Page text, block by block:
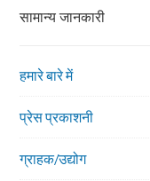
सामान्य जानकारी
हमारे बारे में
प्रेस प्रकाशनी
ग्राहक/उद्योग